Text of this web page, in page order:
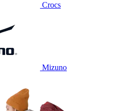
Crocs
Mizuno